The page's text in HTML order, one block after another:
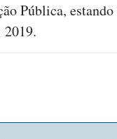
Pública,
2019.